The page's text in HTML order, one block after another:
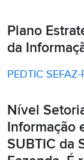
Plano
da
PEDTIC
Nível
Informação
SUBTIC da